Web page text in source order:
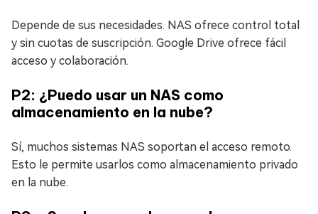
Depende de sus necesidades. NAS ofrece control total
y sin cuotas de suscripción. Google Drive ofrece fácil
acceso y colaboración.
P2: ¿Puedo usar un NAS como
almacenamiento en la nube?
Sí, muchos sistemas NAS soportan el acceso remoto.
Esto le permite usarlos como almacenamiento privado
en la nube.